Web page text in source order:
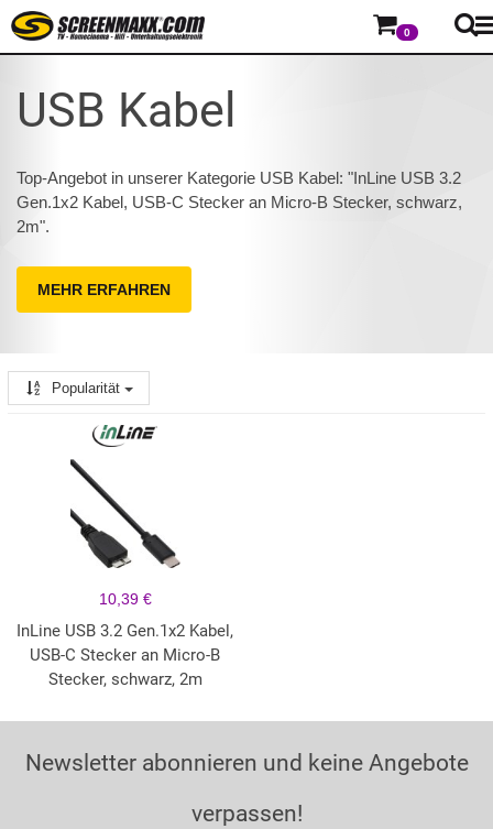
0
USB Kabel
Top-Angebot in unserer Kategorie USB Kabel: "InLine USB 3.2
Gen.1x2 Kabel, USB-C Stecker an Micro-B Stecker, schwarz,
2m".
MEHR ERFAHREN
Popularität
10,39 €
InLine USB 3.2 Gen.1x2 Kabel,
USB-C Stecker an Micro-B
Stecker, schwarz, 2m
Newsletter abonnieren und keine Angebote
verpassen!